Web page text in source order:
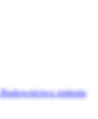
Budownictwa zmienia